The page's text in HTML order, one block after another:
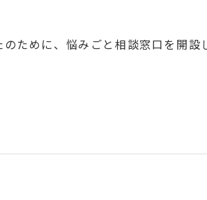
ために、悩みごと相談窓口を開設